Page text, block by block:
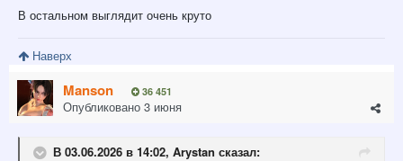
В остальном выглядит очень круто
Наверх
Manson 36 451
Опубликовано 3 июня
В 03.06.2026 в 14:02, Arystan сказал: